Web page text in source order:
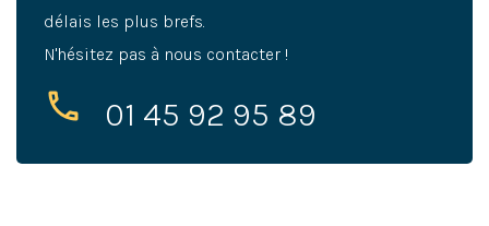
délais les plus brefs.
N'hésitez pas à nous contacter !
01 45 92 95 89